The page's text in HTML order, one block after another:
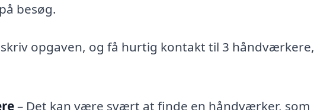
besøg.
opgaven, og få hurtig kontakt til 3 håndværkere,
– Det kan være svært at finde en håndværker, som